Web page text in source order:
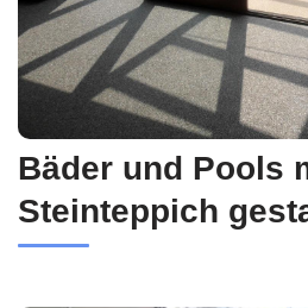
Bäder und Pools
Steinteppich